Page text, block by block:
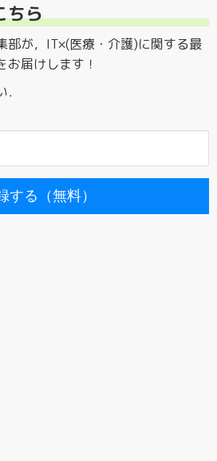
ちら
部が，IT×(医療・介護)に関する最
届けします！